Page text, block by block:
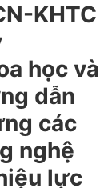
KHTC
học và
dẫn
các
nghệ
lực